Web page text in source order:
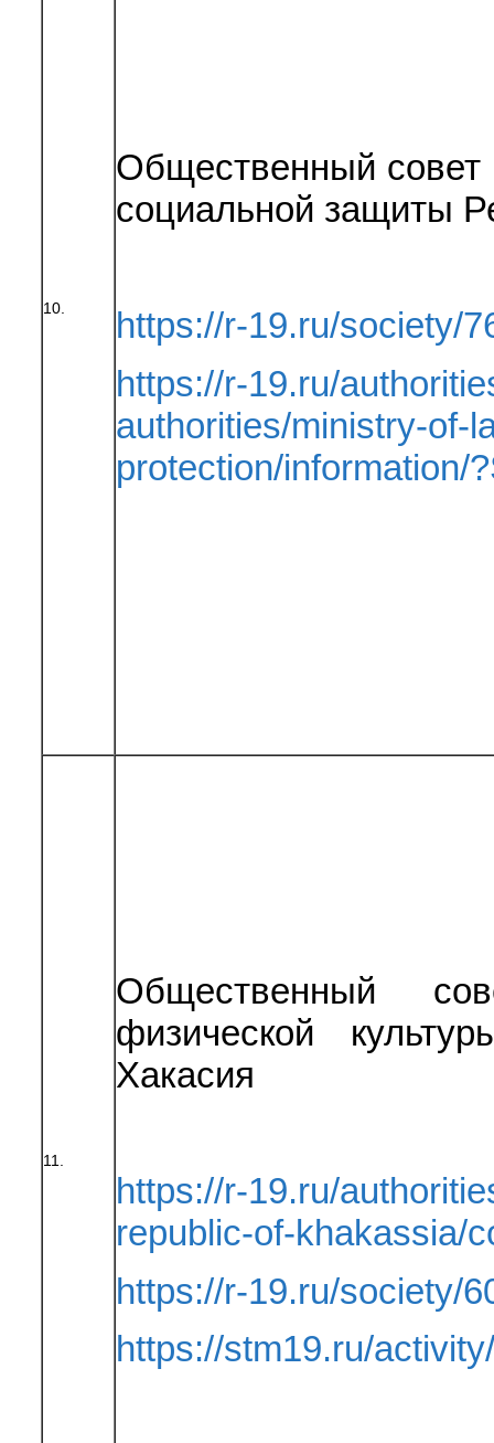
10.
Общественный совет
социальной защиты
https://r-19.ru/society/
https://r-19.ru/
authorities/ministry-of-
protection/information/
11.
Общественный
физической
Хакасия
https://r-19.ru/
republic-of-khakassia/
https://r-19.ru/society/
https://stm19.ru/